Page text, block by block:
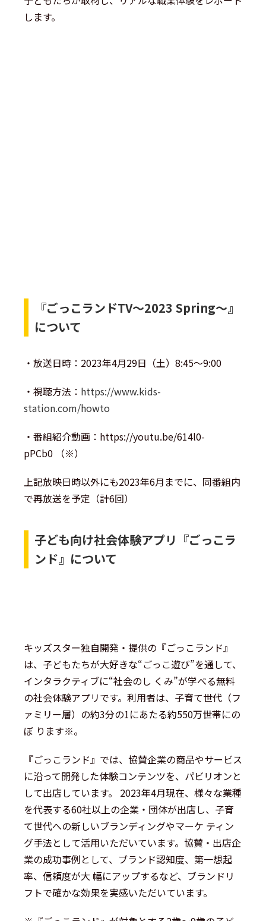
します。
『ごっこランドTV～2023 Spring～』
について
・放送日時：2023年4月29日（土）8:45～9:00
・視聴方法： https://www.kids-
station.com/howto
・番組紹介動画： https://youtu.be/614l0-
pPCb0 （※）
上記放映日時以外にも2023年6月までに、同番組内
で再放送を予定（計6回）
子ども向け社会体験アプリ『ごっこラ
ンド』について
キッズスター独自開発・提供の『ごっこランド』
は、子どもたちが大好きな“ごっこ遊び”を通して、
インタラクティブに“社会のし くみ”が学べる無料
の社会体験アプリです。利用者は、子育て世代（フ
ァミリー層）の約3分の1にあたる約550万世帯にの
ぼ ります※。
『ごっこランド』では、協賛企業の商品やサービス
に沿って開発した体験コンテンツを、パビリオンと
して出店しています。 2023年4月現在、様々な業種
を代表する60社以上の企業・団体が出店し、子育
て世代への新しいブランディングやマーケ ティン
グ手法として活用いただいています。協賛・出店企
業の成功事例として、ブランド認知度、第一想起
率、信頼度が大 幅にアップするなど、ブランドリ
フトで確かな効果を実感いただいています。